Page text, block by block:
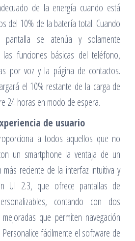
de la energía cuando está
del 10% de la batería total. Cuando
se atenúa y solamente
las funciones básicas del teléfono,
por voz y la página de contactos.
el 10% restante de la carga de
24 horas en modo de espera.
de usuario
a todos aquellos que no
un smartphone la ventaja de un
reciente de la interfaz intuitiva y
UI 2.3, que ofrece pantallas de
contando con dos
que permiten navegación
fácilmente el software de